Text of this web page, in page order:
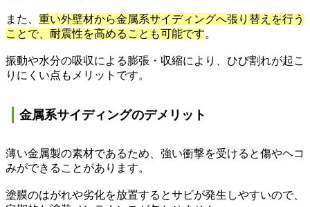
また、 重い外壁材から金属系サイディングへ張り替えを行う
ことで、耐震性を高めることも可能です。
振動や水分の吸収による膨張・収縮により、ひび割れが起こ
りにくい点もメリットです。
金属系サイディングのデメリット
薄い金属製の素材であるため、強い衝撃を受けると傷やヘコ
みができることがあります。
塗膜のはがれや劣化を放置するとサビが発生しやすいので、